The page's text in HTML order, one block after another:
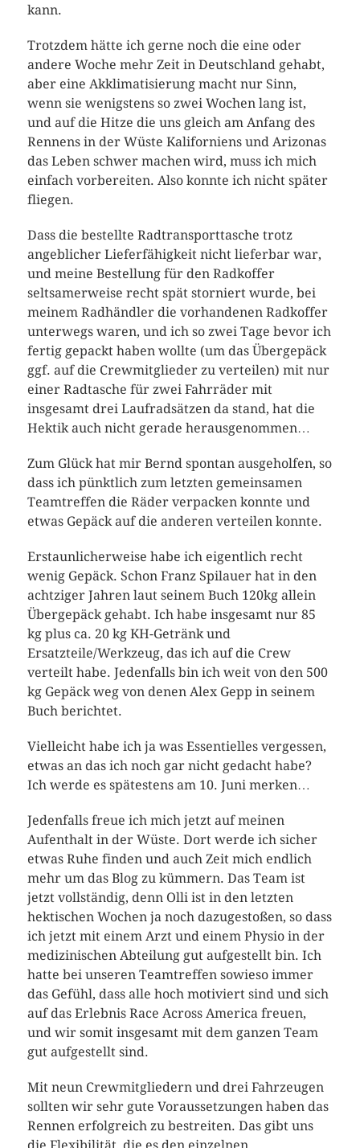
kann.
Trotzdem hätte ich gerne noch die eine oder
andere Woche mehr Zeit in Deutschland gehabt,
aber eine Akklimatisierung macht nur Sinn,
wenn sie wenigstens so zwei Wochen lang ist,
und auf die Hitze die uns gleich am Anfang des
Rennens in der Wüste Kaliforniens und Arizonas
das Leben schwer machen wird, muss ich mich
einfach vorbereiten. Also konnte ich nicht später
fliegen.
Dass die bestellte Radtransporttasche trotz
angeblicher Lieferfähigkeit nicht lieferbar war,
und meine Bestellung für den Radkoffer
seltsamerweise recht spät storniert wurde, bei
meinem Radhändler die vorhandenen Radkoffer
unterwegs waren, und ich so zwei Tage bevor ich
fertig gepackt haben wollte (um das Übergepäck
ggf. auf die Crewmitglieder zu verteilen) mit nur
einer Radtasche für zwei Fahrräder mit
insgesamt drei Laufradsätzen da stand, hat die
Hektik auch nicht gerade herausgenommen…
Zum Glück hat mir Bernd spontan ausgeholfen, so
dass ich pünktlich zum letzten gemeinsamen
Teamtreffen die Räder verpacken konnte und
etwas Gepäck auf die anderen verteilen konnte.
Erstaunlicherweise habe ich eigentlich recht
wenig Gepäck. Schon Franz Spilauer hat in den
achtziger Jahren laut seinem Buch 120kg allein
Übergepäck gehabt. Ich habe insgesamt nur 85
kg plus ca. 20 kg KH-Getränk und
Ersatzteile/Werkzeug, das ich auf die Crew
verteilt habe. Jedenfalls bin ich weit von den 500
kg Gepäck weg von denen Alex Gepp in seinem
Buch berichtet.
Vielleicht habe ich ja was Essentielles vergessen,
etwas an das ich noch gar nicht gedacht habe?
Ich werde es spätestens am 10. Juni merken…
Jedenfalls freue ich mich jetzt auf meinen
Aufenthalt in der Wüste. Dort werde ich sicher
etwas Ruhe finden und auch Zeit mich endlich
mehr um das Blog zu kümmern. Das Team ist
jetzt vollständig, denn Olli ist in den letzten
hektischen Wochen ja noch dazugestoßen, so dass
ich jetzt mit einem Arzt und einem Physio in der
medizinischen Abteilung gut aufgestellt bin. Ich
hatte bei unseren Teamtreffen sowieso immer
das Gefühl, dass alle hoch motiviert sind und sich
auf das Erlebnis Race Across America freuen,
und wir somit insgesamt mit dem ganzen Team
gut aufgestellt sind.
Mit neun Crewmitgliedern und drei Fahrzeugen
sollten wir sehr gute Voraussetzungen haben das
Rennen erfolgreich zu bestreiten. Das gibt uns